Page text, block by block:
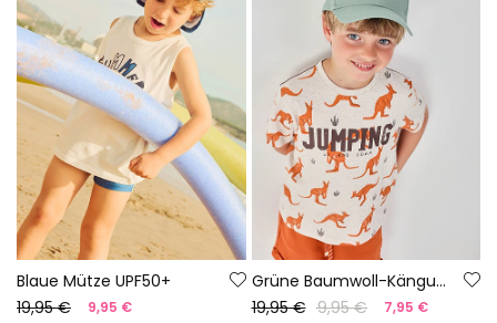
Blaue Mütze UPF50+
19,95 €
9,95 €
Grüne Baumwoll-Känguru-Basecap
19,95 € 9,95 € 7,95 €